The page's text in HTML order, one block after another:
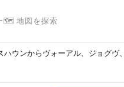
🗺 地図を探索
ウンからヴォーアル、ジョグヴ